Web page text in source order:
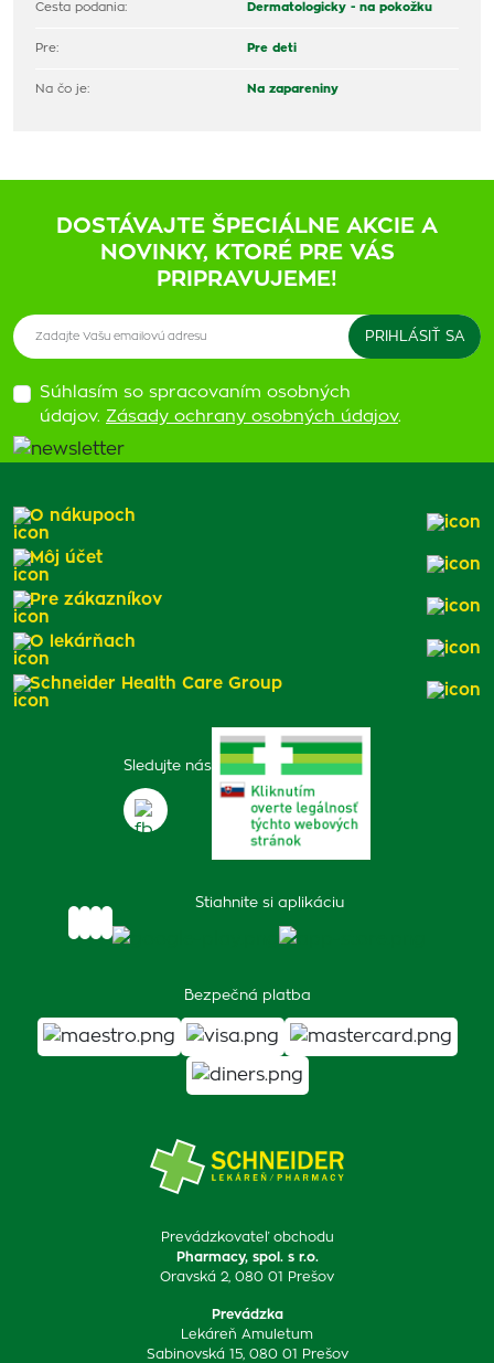
Cesta podania: Dermatologicky - na pokožku
Pre: Pre deti
Na čo je: Na zapareniny
DOSTÁVAJTE ŠPECIÁLNE AKCIE A
NOVINKY, KTORÉ PRE VÁS
PRIPRAVUJEME!
Súhlasím so spracovaním osobných
údajov. Zásady ochrany osobných údajov.
Prevádzkovateľ obchodu
Pharmacy, spol. s r.o.
Oravská 2, 080 01 Prešov
Prevádzka
Lekáreň Amuletum
Sabinovská 15, 080 01 Prešov
Sledujte nás
Stiahnite si aplikáciu
Bezpečná platba
O nákupoch
Môj účet
Pre zákazníkov
O lekárňach
Schneider Health Care Group